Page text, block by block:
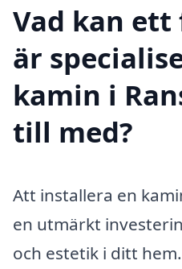
Vad kan ett
är
kamin i
till med?
Att installera en
en utmärkt
och estetik i ditt